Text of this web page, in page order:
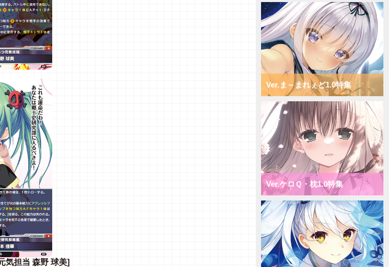
Ver.ま～まれぇど1.0特集
Ver.ケロＱ・枕1.0特集
気担当 森野 球美]